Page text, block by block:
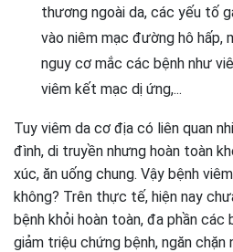
thương ngoài da, các yếu tố
vào niêm mạc đường hô hấp,
nguy cơ mắc các bệnh như
viêm kết mạc dị ứng,...
Tuy viêm da cơ địa có liên quan
đình, di truyền nhưng hoàn toàn
xúc, ăn uống chung. Vậy bệnh
không? Trên thực tế, hiện nay
bệnh khỏi hoàn toàn, đa phần các
giảm triệu chứng bệnh, ngăn chặn